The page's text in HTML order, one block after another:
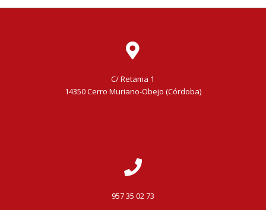
C/ Retama 1
14350 Cerro Muriano-Obejo (Córdoba)
957 35 02 73